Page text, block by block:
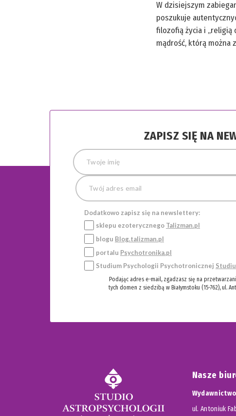
W dzisiejszym
poszukuje
filozofią życia i „religią
mądrość, którą można
ZAPISZ SIĘ NA
Dodatkowo zapisz się na newslettery:
sklepu ezoterycznego Talizman.pl
blogu Blog.talizman.pl
portalu Psychotronika.pl
Studium Psychologii Psychotronicznej
Podając adres e-mail, zgadzasz się na
tych domen z siedzibą w Białymstoku (15-762), ul.
Nasze
ul. Antoniuk